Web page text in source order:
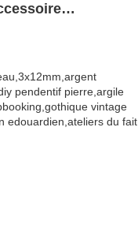
vintage
victorien